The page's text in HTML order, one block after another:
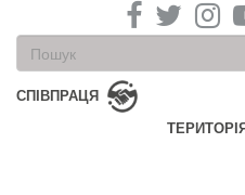
Пошукова
форма
Пошук
СПІВПРАЦЯ